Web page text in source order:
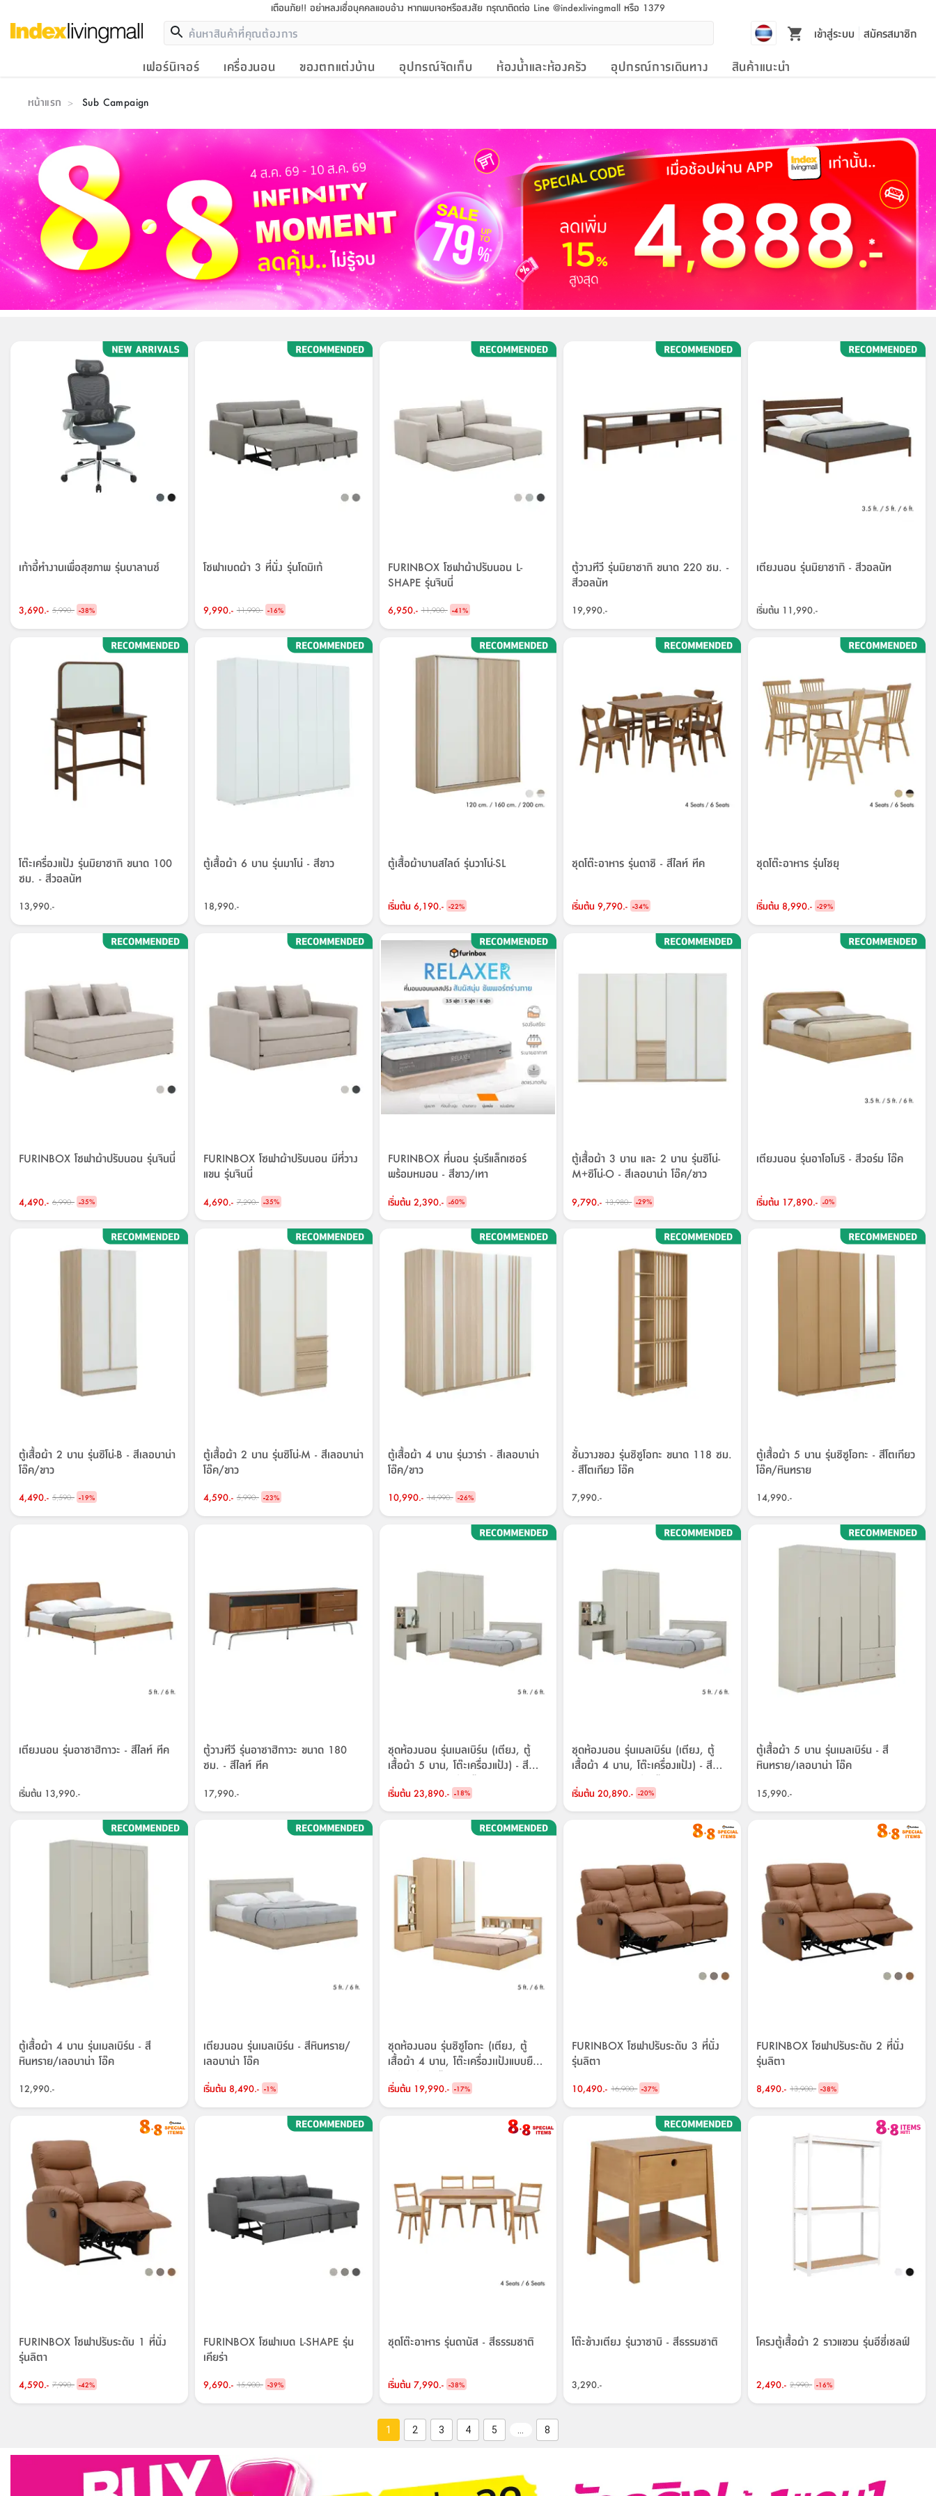
เตือนภัย!! อย่าหลงเชื่อบุคคลแอบอ้าง หากพบเจอหรือสงสัย กรุณาติดต่อ Line @indexlivingmall หรือ 1379
เข้าสู่ระบบ สมัครสมาชิก
เฟอร์นิเจอร์ เครื่องนอน ของตกแต่งบ้าน อุปกรณ์จัดเก็บ ห้องน้ำและห้องครัว อุปกรณ์การเดินทาง สินค้าแนะนำ
หน้าแรก > Sub Campaign
เก้าอี้ทำงานเพื่อสุขภาพ รุ่นบาลานซ์
3,690.- 5,990.- -38%
โซฟาเบดผ้า 3 ที่นั่ง รุ่นโดมิเก้
9,990.- 11,990.- -16%
FURINBOX โซฟาผ้าปรับนอน L-
SHAPE รุ่นจินนี่
6,950.- 11,900.- -41%
ตู้วางทีวี รุ่นมิยาซากิ ขนาด 220 ซม. -
สีวอลนัท
19,990.-
เตียงนอน รุ่นมิยาซากิ - สีวอลนัท
เริ่มต้น 11,990.-
โต๊ะเครื่องแป้ง รุ่นมิยาซากิ ขนาด 100
ซม. - สีวอลนัท
13,990.-
ตู้เสื้อผ้า 6 บาน รุ่นมาโน่ - สีขาว
18,990.-
ตู้เสื้อผ้าบานสไลด์ รุ่นวาโน่-SL
เริ่มต้น 6,190.- -22%
ชุดโต๊ะอาหาร รุ่นดาชิ - สีไลท์ ทีค
เริ่มต้น 9,790.- -34%
ชุดโต๊ะอาหาร รุ่นโชยุ
เริ่มต้น 8,990.- -29%
FURINBOX โซฟาผ้าปรับนอน รุ่นจินนี่
4,490.- 6,990.- -35%
FURINBOX โซฟาผ้าปรับนอน มีที่วาง
แขน รุ่นจินนี่
4,690.- 7,290.- -35%
FURINBOX ที่นอน รุ่นรีแล็กเซอร์
พร้อมหมอน - สีขาว/เทา
เริ่มต้น 2,390.- -60%
ตู้เสื้อผ้า 3 บาน และ 2 บาน รุ่นซิโน่-
M+ซิโน่-O - สีเลอบาน่า โอ๊ค/ขาว
9,790.- 13,980.- -29%
เตียงนอน รุ่นอาโอโมริ - สีวอร์ม โอ๊ค
เริ่มต้น 17,890.- -0%
ตู้เสื้อผ้า 2 บาน รุ่นซิโน่-B - สีเลอบาน่า
โอ๊ค/ขาว
4,490.- 5,590.- -19%
ตู้เสื้อผ้า 2 บาน รุ่นซิโน่-M - สีเลอบาน่า
โอ๊ค/ขาว
4,590.- 5,990.- -23%
ตู้เสื้อผ้า 4 บาน รุ่นวาร่า - สีเลอบาน่า
โอ๊ค/ขาว
10,990.- 14,990.- -26%
ชั้นวางของ รุ่นชิซูโอกะ ขนาด 118 ซม.
- สีโตเกียว โอ๊ค
7,990.-
ตู้เสื้อผ้า 5 บาน รุ่นชิซูโอกะ - สีโตเกียว
โอ๊ค/หินทราย
14,990.-
เตียงนอน รุ่นอาซาฮิกาวะ - สีไลท์ ทีค
เริ่มต้น 13,990.-
ตู้วางทีวี รุ่นอาซาฮิกาวะ ขนาด 180
ซม. - สีไลท์ ทีค
17,990.-
ชุดห้องนอน รุ่นเมลเบิร์น (เตียง, ตู้
เสื้อผ้า 5 บาน, โต๊ะเครื่องแป้ง) - สี
หินทราย/เลอบาน่า โอ๊ค
เริ่มต้น 23,890.- -18%
ชุดห้องนอน รุ่นเมลเบิร์น (เตียง, ตู้
เสื้อผ้า 4 บาน, โต๊ะเครื่องแป้ง) - สี
หินทราย/เลอบาน่า โอ๊ค
เริ่มต้น 20,890.- -20%
ตู้เสื้อผ้า 5 บาน รุ่นเมลเบิร์น - สี
หินทราย/เลอบาน่า โอ๊ค
15,990.-
ตู้เสื้อผ้า 4 บาน รุ่นเมลเบิร์น - สี
หินทราย/เลอบาน่า โอ๊ค
12,990.-
เตียงนอน รุ่นเมลเบิร์น - สีหินทราย/
เลอบาน่า โอ๊ค
เริ่มต้น 8,490.- -1%
ชุดห้องนอน รุ่นชิซูโอกะ (เตียง, ตู้
เสื้อผ้า 4 บาน, โต๊ะเครื่องเเป้งแบบยืน)
- สีโตเกียว โอ๊ค/หินทราย
เริ่มต้น 19,990.- -17%
FURINBOX โซฟาปรับระดับ 3 ที่นั่ง
รุ่นลิตา
10,490.- 16,900.- -37%
FURINBOX โซฟาปรับระดับ 2 ที่นั่ง
รุ่นลิตา
8,490.- 13,900.- -38%
FURINBOX โซฟาปรับระดับ 1 ที่นั่ง
รุ่นลิตา
4,590.- 7,990.- -42%
FURINBOX โซฟาเบด L-SHAPE รุ่น
เคียร่า
9,690.- 15,900.- -39%
ชุดโต๊ะอาหาร รุ่นดานัส - สีธรรมชาติ
เริ่มต้น 7,990.- -38%
โต๊ะข้างเตียง รุ่นวาซาบิ - สีธรรมชาติ
3,290.-
โครงตู้เสื้อผ้า 2 ราวแขวน รุ่นอีซี่เชลฟ์
2,490.- 2,990.- -16%
1 2 3 4 5 8